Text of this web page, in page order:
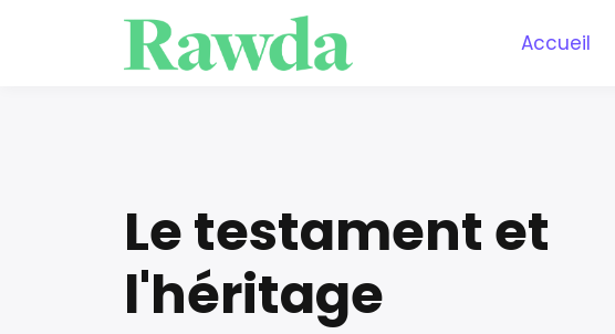
Accueil
Le testament et
l'héritage